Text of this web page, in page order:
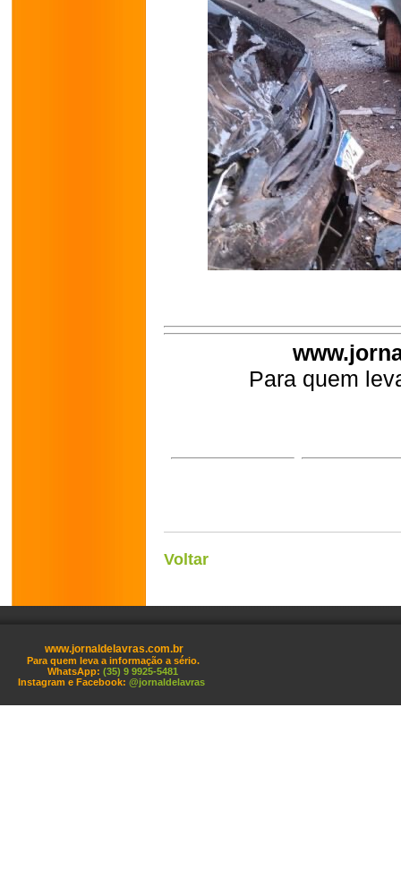
Para quem
Voltar
www.jornaldelavras.com.br
Para quem leva a informação a sério.
WhatsApp: (35) 9 9925-5481
Instagram e Facebook: @jornaldelavras